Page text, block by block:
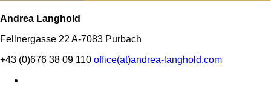
Andrea Langhold
Fellnergasse 22 A-7083 Purbach
+43 (0)676 38 09 110 office(at)andrea-langhold.com